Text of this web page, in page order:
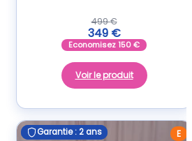
499€
349 €
Economisez150€
Voir le produit
E
Garantie : 2 ans
Garantie : 2 ans